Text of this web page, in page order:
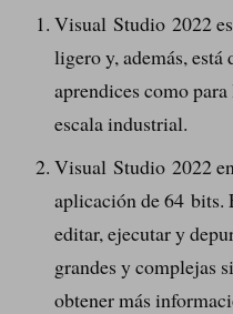
Visual Studio 2022
ligero y, además, está
aprendices como
escala industrial.
Visual Studio 2022
aplicación de 64 bits.
editar, ejecutar y
grandes y complejas
obtener más